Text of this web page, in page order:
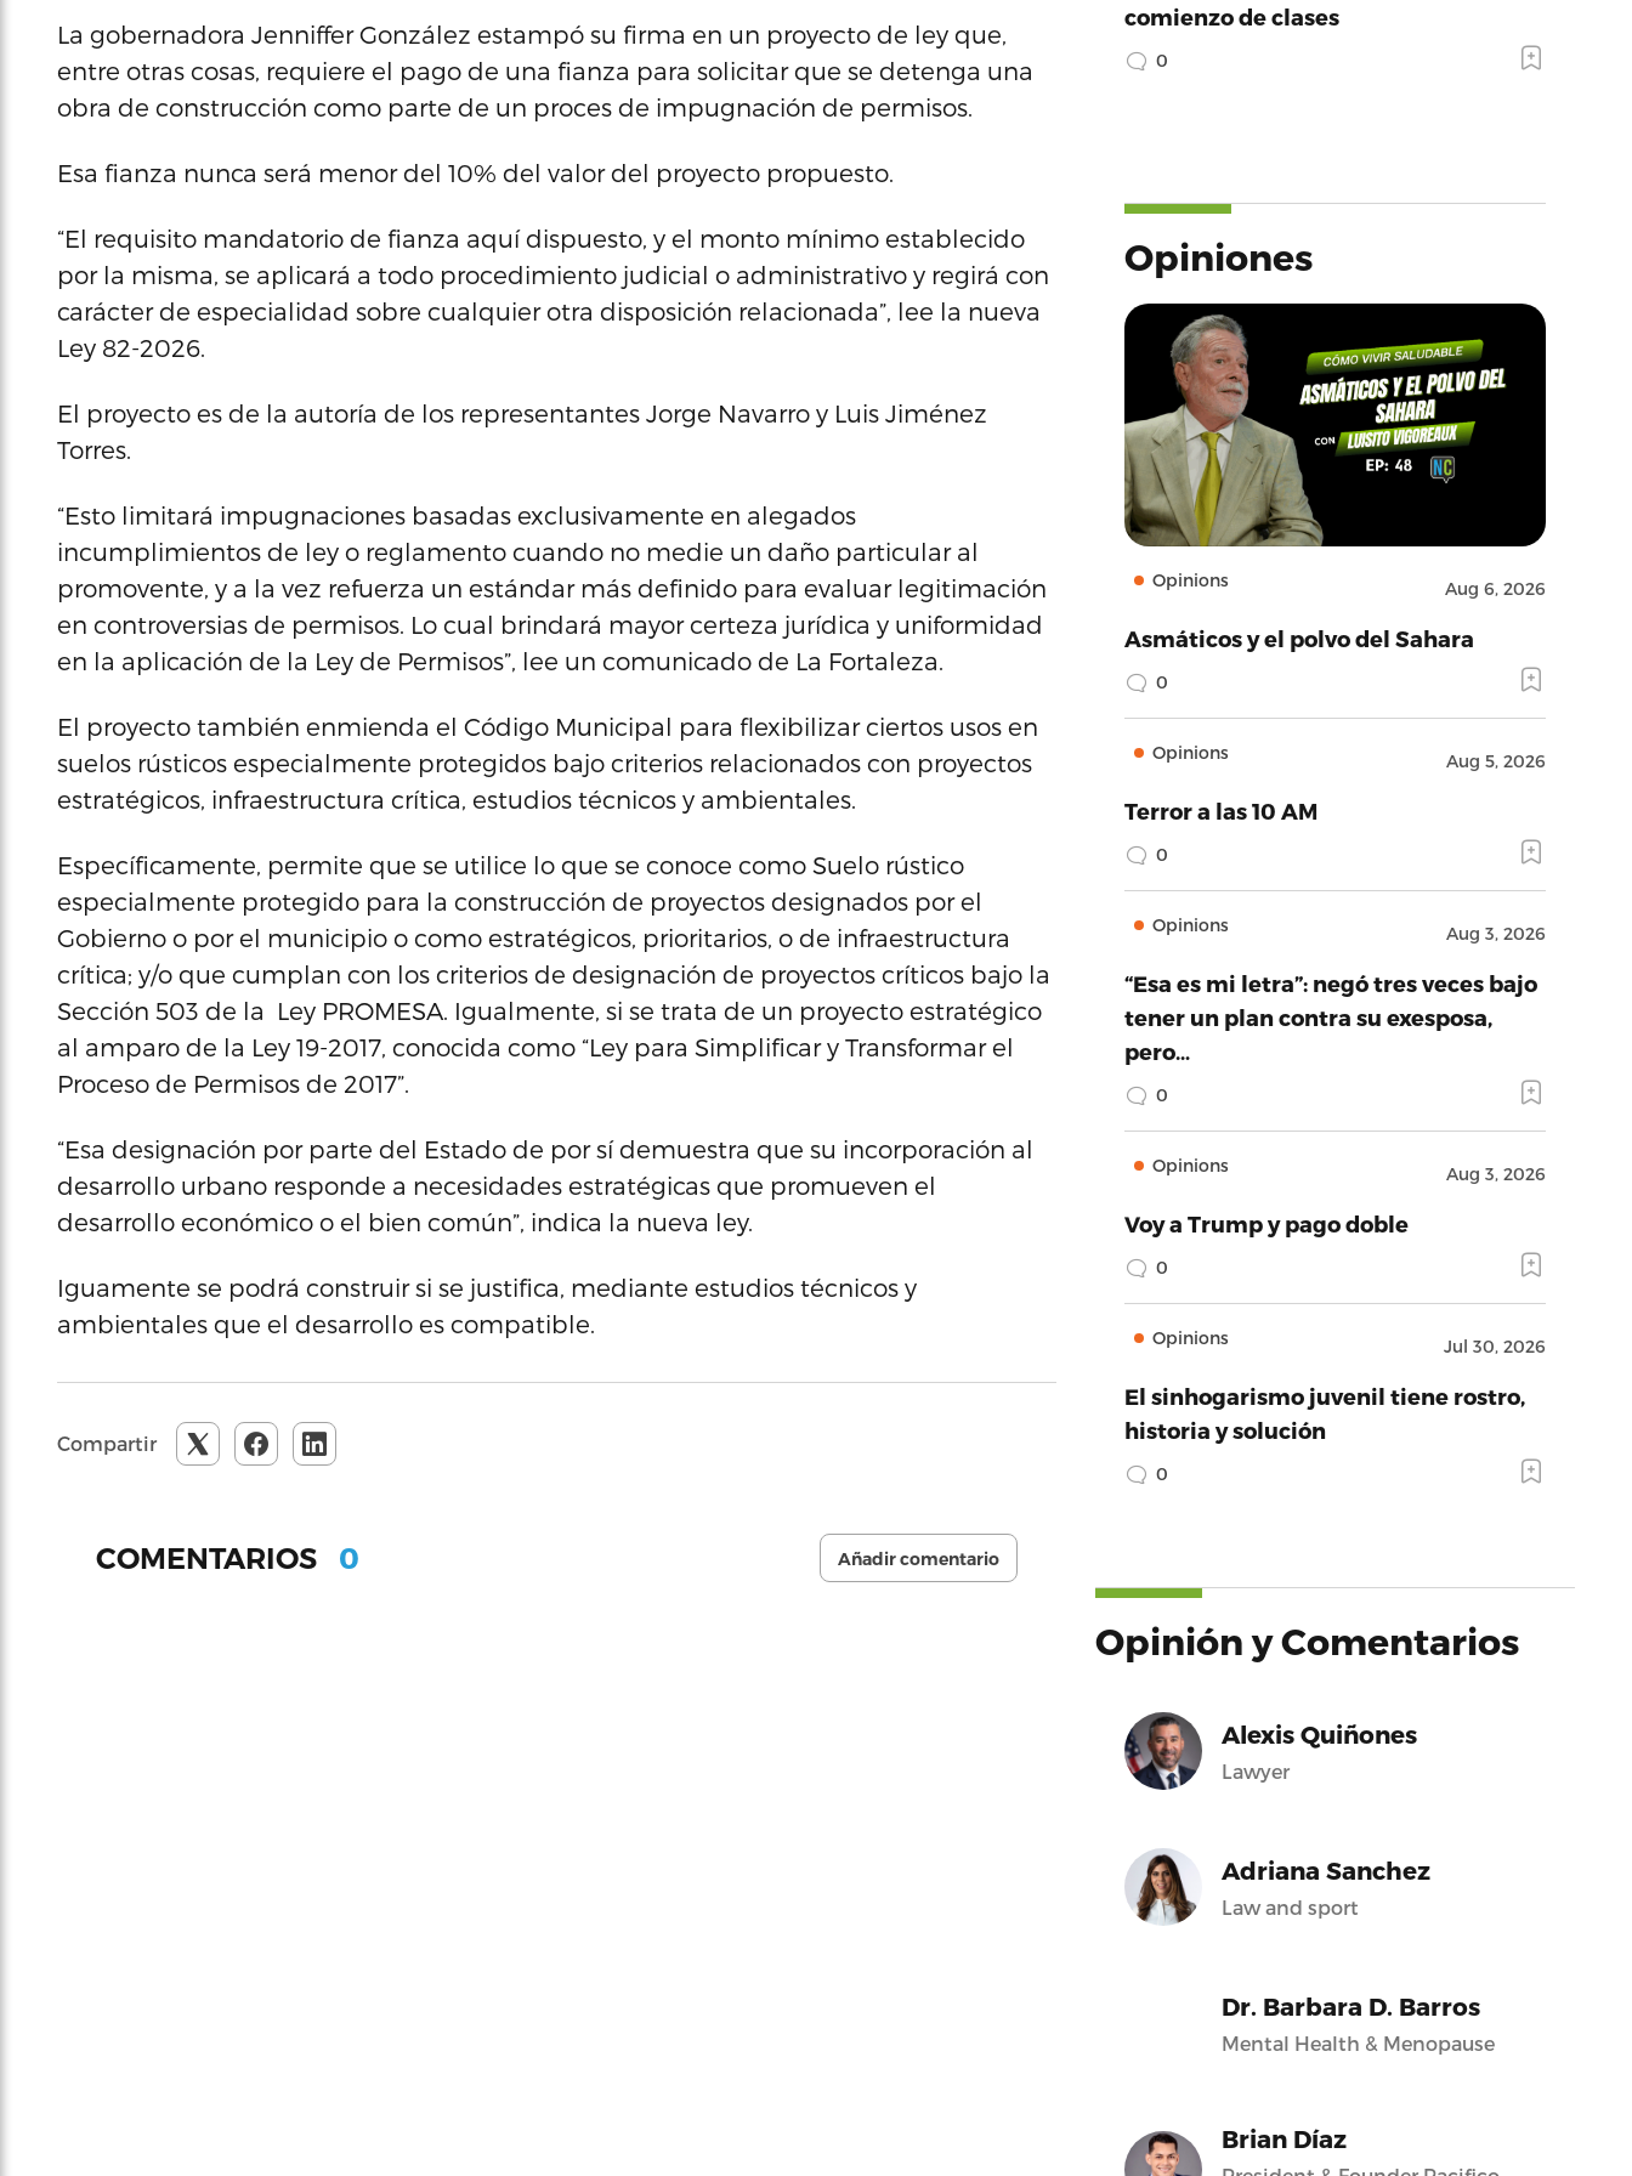
La gobernadora Jenniffer González estampó su firma en un proyecto de ley que,
entre otras cosas, requiere el pago de una fianza para solicitar que se detenga una
obra de construcción como parte de un proces de impugnación de permisos.
Esa fianza nunca será menor del 10% del valor del proyecto propuesto.
“El requisito mandatorio de fianza aquí dispuesto, y el monto mínimo establecido
por la misma, se aplicará a todo procedimiento judicial o administrativo y regirá con
carácter de especialidad sobre cualquier otra disposición relacionada”, lee la nueva
Ley 82-2026.
El proyecto es de la autoría de los representantes Jorge Navarro y Luis Jiménez
Torres.
“Esto limitará impugnaciones basadas exclusivamente en alegados
incumplimientos de ley o reglamento cuando no medie un daño particular al
promovente, y a la vez refuerza un estándar más definido para evaluar legitimación
en controversias de permisos. Lo cual brindará mayor certeza jurídica y uniformidad
en la aplicación de la Ley de Permisos”, lee un comunicado de La Fortaleza.
El proyecto también enmienda el Código Municipal para flexibilizar ciertos usos en
suelos rústicos especialmente protegidos bajo criterios relacionados con proyectos
estratégicos, infraestructura crítica, estudios técnicos y ambientales.
Específicamente, permite que se utilice lo que se conoce como Suelo rústico
especialmente protegido para la construcción de proyectos designados por el
Gobierno o por el municipio o como estratégicos, prioritarios, o de infraestructura
crítica; y/o que cumplan con los criterios de designación de proyectos críticos bajo la
Sección 503 de la Ley PROMESA. Igualmente, si se trata de un proyecto estratégico
al amparo de la Ley 19-2017, conocida como “Ley para Simplificar y Transformar el
Proceso de Permisos de 2017”.
“Esa designación por parte del Estado de por sí demuestra que su incorporación al
desarrollo urbano responde a necesidades estratégicas que promueven el
desarrollo económico o el bien común”, indica la nueva ley.
Iguamente se podrá construir si se justifica, mediante estudios técnicos y
ambientales que el desarrollo es compatible.
Compartir
COMENTARIOS 0 Añadir comentario
comienzo de clases
0
Opiniones
Opinions Aug 6, 2026
Asmáticos y el polvo del Sahara
0
Opinions Aug 5, 2026
Terror a las 10 AM
0
Opinions Aug 3, 2026
“Esa es mi letra”: negó tres veces bajo
tener un plan contra su exesposa,
pero…
0
Opinions Aug 3, 2026
Voy a Trump y pago doble
0
Opinions Jul 30, 2026
El sinhogarismo juvenil tiene rostro,
historia y solución
0
Opinión y Comentarios
Alexis Quiñones
Lawyer
Adriana Sanchez
Law and sport
Dr. Barbara D. Barros
Mental Health & Menopause
Brian Díaz